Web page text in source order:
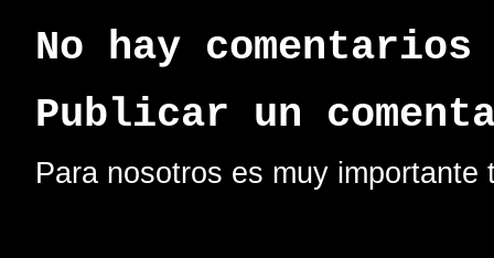
No hay
Publicar un
Para nosotros es muy